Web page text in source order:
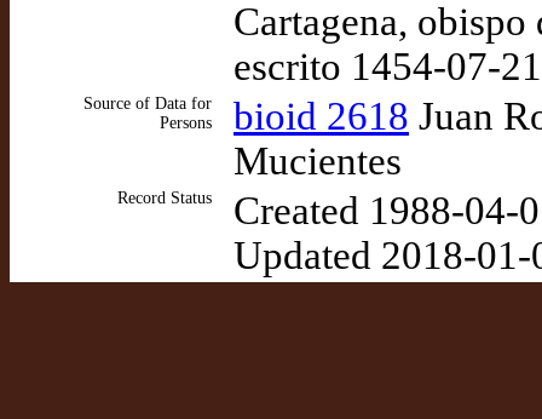
Cartagena, obispo
escrito 1454-07-
Source of Data for
Persons
bioid 2618 Juan
Mucientes
Record Status
Created 1988-04-
Updated 2018-01-